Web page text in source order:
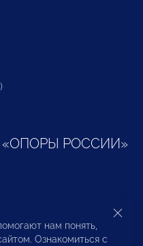
«ОПОРЫ РОССИИ»
и
нам понять,
Ознакомиться с